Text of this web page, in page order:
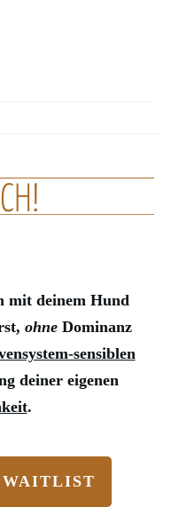
mit deinem Hund
ohne Dominanz
sensiblen
deiner eigenen
.